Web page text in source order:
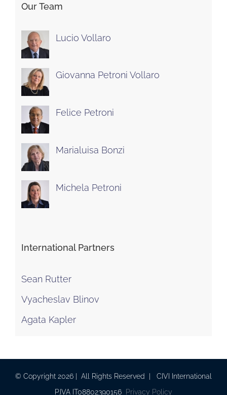
Our Team
Lucio Vollaro
Giovanna Petroni Vollaro
Felice Petroni
Marialuisa Bonzi
Michela Petroni
International Partners
Sean Rutter
Vyacheslav Blinov
Agata Kapler
© Copyright 2026 | All Rights Reserved | CIVI International
P.IVA IT08802390156 Privacy Policy